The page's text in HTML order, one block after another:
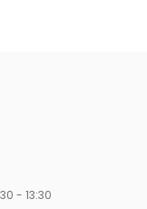
- 13:30